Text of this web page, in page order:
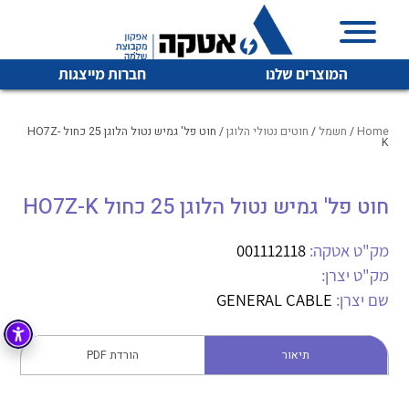
המוצרים שלנו חברות מייצגות
איכות | שרות | זמינות
והפצה של מוצרי
מיתוג, בקרה , ואינסטלציה חשמלית ופעילה ב7 תחומים:
חשמל מיתוג ואינסטלציה חשמלית
בקרה
זיווד
לכל מוצרי היצרן לכל מוצרי היצרן
לכל מוצרי היצרן לכל מוצרי היצרן
Home
/ חשמל / חוטים נטולי הלוגן / חוט פל' גמיש נטול הלוגן 25 כחול HO7Z-
K
חוט פל' גמיש נטול הלוגן 25 כחול HO7Z-K
מק"ט אטקה: 001112118
מק"ט יצרן:
שם יצרן: GENERAL CABLE
תיאור הורדת PDF